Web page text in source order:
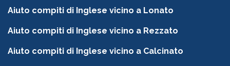
Aiuto compiti di Inglese vicino a Lonato
Aiuto compiti di Inglese vicino a Rezzato
Aiuto compiti di Inglese vicino a Calcinato